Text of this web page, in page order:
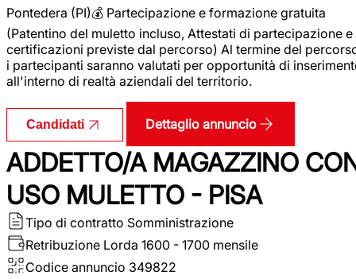
Pontedera (PI)💰 Partecipazione e formazione gratuita
(Patentino del muletto incluso, Attestati di partecipazione e
certificazioni previste dal percorso) Al termine del
i partecipanti saranno valutati per opportunità di
all'interno di realtà aziendali del territorio.
Candidati Dettaglio annuncio
ADDETTO/A MAGAZZINO
USO MULETTO - PISA
Tipo di contratto Somministrazione
Retribuzione Lorda 1600 - 1700 mensile
Codice annuncio 349822